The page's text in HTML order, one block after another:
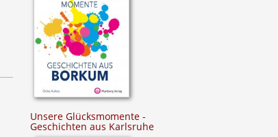
Unsere Glücksmomente -
Geschichten aus Karlsruhe